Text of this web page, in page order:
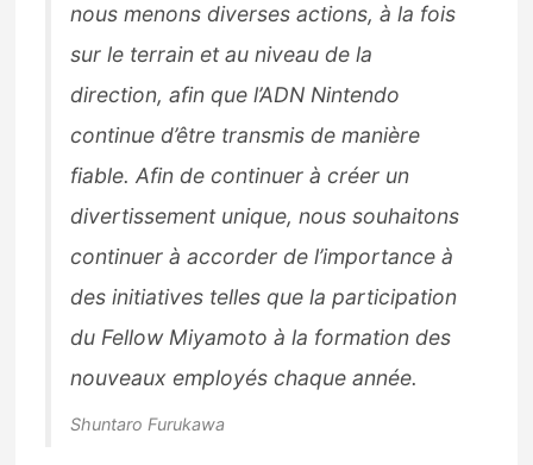
nous menons diverses actions, à la fois
sur le terrain et au niveau de la
direction, afin que l’ADN Nintendo
continue d’être transmis de manière
fiable. Afin de continuer à créer un
divertissement unique, nous souhaitons
continuer à accorder de l’importance à
des initiatives telles que la participation
du Fellow Miyamoto à la formation des
nouveaux employés chaque année.
Shuntaro Furukawa